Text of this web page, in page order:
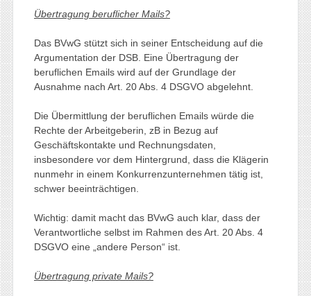
Übertragung beruflicher Mails?
Das BVwG stützt sich in seiner Entscheidung auf die
Argumentation der DSB. Eine Übertragung der
beruflichen Emails wird auf der Grundlage der
Ausnahme nach Art. 20 Abs. 4 DSGVO abgelehnt.
Die Übermittlung der beruflichen Emails würde die
Rechte der Arbeitgeberin, zB in Bezug auf
Geschäftskontakte und Rechnungsdaten,
insbesondere vor dem Hintergrund, dass die Klägerin
nunmehr in einem Konkurrenzunternehmen tätig ist,
schwer beeinträchtigen.
Wichtig: damit macht das BVwG auch klar, dass der
Verantwortliche selbst im Rahmen des Art. 20 Abs. 4
DSGVO eine „andere Person“ ist.
Übertragung private Mails?